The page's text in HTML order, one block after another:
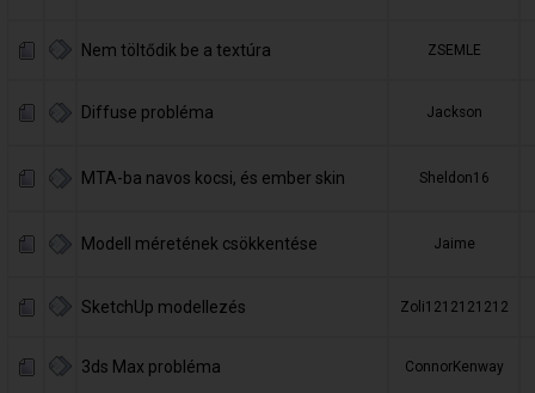
Nem töltődik be a textúra ZSEMLE
Diffuse probléma Jackson
MTA-ba navos kocsi, és ember skin Sheldon16
Modell méretének csökkentése Jaime
SketchUp modellezés Zoli1212121212
3ds Max probléma ConnorKenway